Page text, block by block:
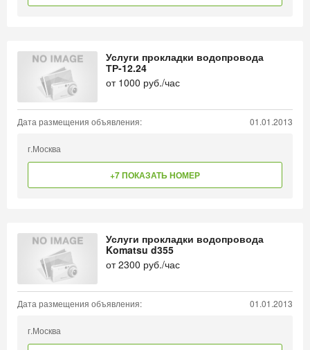
Услуги прокладки водопровода
ТР-12.24
от 1000 руб./час
Дата размещения объявления: 01.01.2013
г.Москва
+7 ПОКАЗАТЬ НОМЕР
Услуги прокладки водопровода
Komatsu d355
от2300 руб./час
Дата размещения объявления: 01.01.2013
г.Москва